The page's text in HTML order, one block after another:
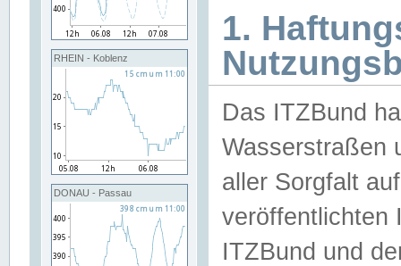
RHEIN - Koblenz
DONAU - Passau
1.
Das ITZBund
Wasserstraßen
aller Sorgfalt
veröffentlichten
ITZBund und